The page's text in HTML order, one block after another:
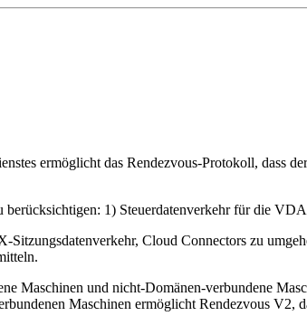
ermöglicht das Rendezvous-Protokoll,
berücksichtigen: 1) Steuerdatenverkehr für die
Cloud Connectors zu
Maschinen und nicht-Domänen-verbundene
Maschinen ermöglicht Rendezvous